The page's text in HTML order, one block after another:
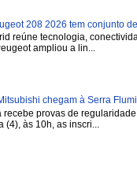
208 2026 tem conjunto
reúne tecnologia,
ampliou a lin...
chegam à Serra
recebe provas de
(4), às 10h, as inscri...